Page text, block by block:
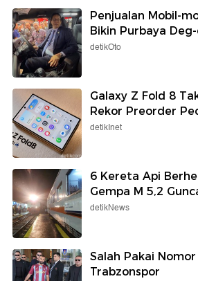
Penjualan Mobil-
Bikin Purbaya
detikOto
Galaxy Z Fold 8
Rekor Preorder
detikInet
6 Kereta Api
Gempa M 5,2
detikNews
Salah Pakai
Trabzonspor